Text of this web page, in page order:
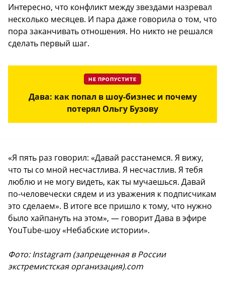
Интересно, что конфликт между звездами назревал
несколько месяцев. И пара даже говорила о том, что
пора заканчивать отношения. Но никто не решался
сделать первый шаг.
НЕ ПРОПУСТИТЕ
Дава: как попал в шоу-бизнес и почему
потерял Ольгу Бузову
«Я пять раз говорил: «Давай расстанемся. Я вижу,
что ты со мной несчастлива. Я несчастлив. Я тебя
люблю и не могу видеть, как ты мучаешься. Давай
по-человечески сядем и из уважения к подписчикам
это сделаем». В итоге все пришло к тому, что нужно
было хайпануть на этом», — говорит Дава в эфире
YouTube-шоу «Небабские истории».
Фото: Instagram (запрещенная в России
экстремистская организация).com